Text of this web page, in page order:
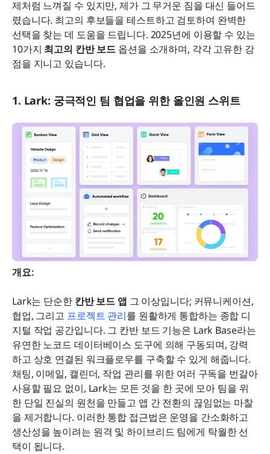
제처럼 느껴질 수 있지만, 제가 그 무거운 짐을 대신 들어드
렸습니다. 최고의 후보들을 테스트하고 검토하여 완벽한
선택을 찾는 데 도움을 드립니다. 2025년에 이용할 수 있는
10가지 최고의 칸반 보드 옵션을 소개하며, 각각 고유한 강
점을 지니고 있습니다.
1. Lark: 궁극적인 팀 협업을 위한 올인원 스위트
개요:
Lark는 단순한 칸반 보드 앱 그 이상입니다; 커뮤니케이션,
협업, 그리고 프로젝트 관리를 원활하게 통합하는 종합 디
지털 작업 공간입니다. 그 칸반 보드 기능은 Lark Base라는
유연한 노코드 데이터베이스 도구에 의해 구동되며, 강력
하고 상호 연결된 워크플로우를 구축할 수 있게 해줍니다.
채팅, 이메일, 캘린더, 작업 관리를 위한 여러 구독을 번갈아
사용할 필요 없이, Lark는 모든 것을 한 곳에 모아 팀을 위
한 단일 진실의 원천을 만들고 앱 간 전환의 끊임없는 마찰
을 제거합니다. 이러한 통합 접근법은 운영을 간소화하고
생산성을 높이려는 원격 및 하이브리드 팀에게 탁월한 선
택이 됩니다.